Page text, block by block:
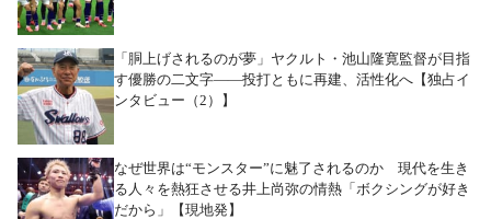
「胴上げされるのが夢」ヤクルト・池山隆寛監督が目指
す優勝の二文字――投打ともに再建、活性化へ【独占イ
ンタビュー（2）】
なぜ世界は“モンスター”に魅了されるのか 現代を生き
る人々を熱狂させる井上尚弥の情熱「ボクシングが好き
だから」【現地発】